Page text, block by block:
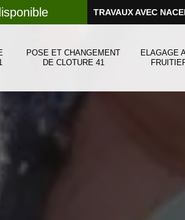
TRAVAUX AVEC
POSE ET CHANGEMENT
DE CLOTURE 41
ELAGAGE